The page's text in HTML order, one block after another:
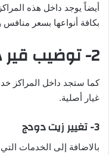
أيضاً يوجد داخل هذه
بكافة أنواعها بسعر
2- توضيب قير دودج
كما ستجد داخل المراكز
غيار أصلية.
3- تغيير زيت دودج
بالاضافة إلى الخدمات